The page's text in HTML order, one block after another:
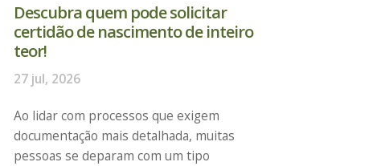
Descubra quem pode solicitar
certidão de nascimento de inteiro
teor!
27 jul, 2026
Ao lidar com processos que exigem
documentação mais detalhada, muitas
pessoas se deparam com um tipo